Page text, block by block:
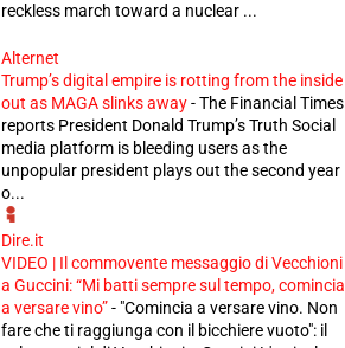
reckless march toward a nuclear ...
Alternet
Trump’s digital empire is rotting from the inside
out as MAGA slinks away-The Financial Times
reports President Donald Trump’s Truth Social
media platform is bleeding users as the
unpopular president plays out the second year
o...
Dire.it
VIDEO | Il commovente messaggio di Vecchioni
a Guccini: “Mi batti sempre sul tempo, comincia
a versare vino”- "Comincia a versare vino. Non
fare che ti raggiunga con il bicchiere vuoto": il